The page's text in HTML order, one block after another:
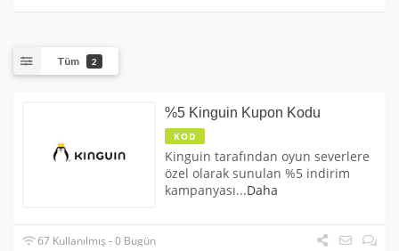
Tüm 2
%5 Kinguin Kupon Kodu
KOD
Kinguin tarafından oyun severlere
özel olarak sunulan %5 indirim
kampanyası...Daha
67 Kullanılmış - 0 Bugün